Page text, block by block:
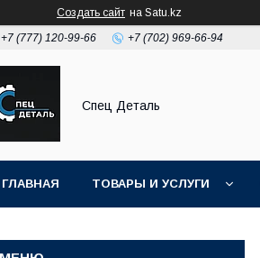
Создать сайт на Satu.kz
+7 (777) 120-99-66 +7 (702) 969-66-94
Спец Деталь
ГЛАВНАЯ ТОВАРЫ И УСЛУГИ